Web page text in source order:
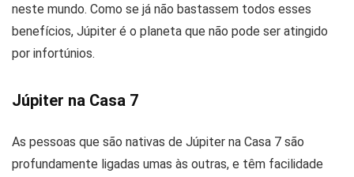
neste mundo. Como se já não bastassem todos esses
benefícios, Júpiter é o planeta que não pode ser atingido
por infortúnios.
Júpiter na Casa 7
As pessoas que são nativas de Júpiter na Casa 7 são
profundamente ligadas umas às outras, e têm facilidade